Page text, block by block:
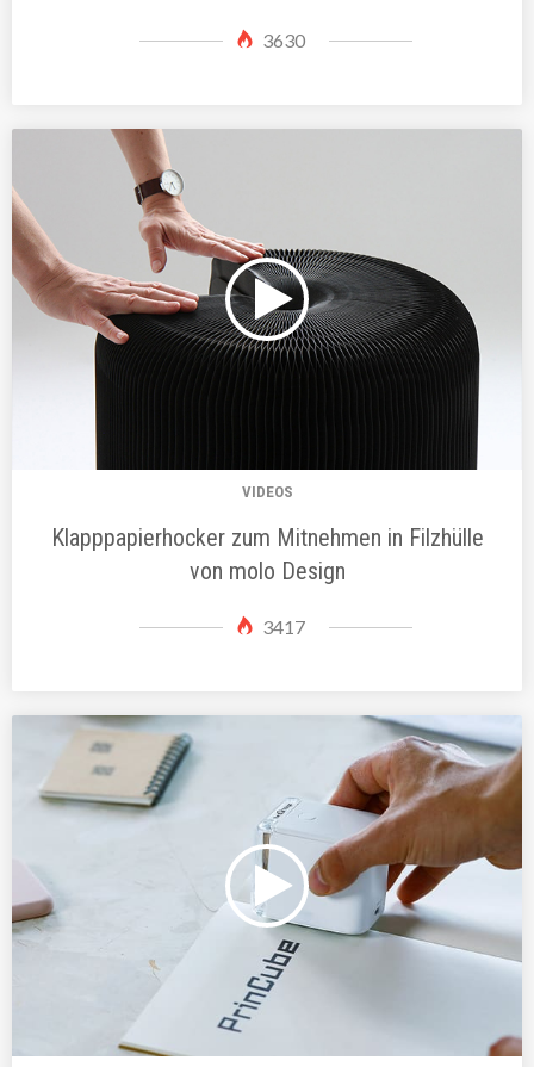
3630
VIDEOS
Klapppapierhocker zum Mitnehmen in Filzhülle
von molo Design
3417